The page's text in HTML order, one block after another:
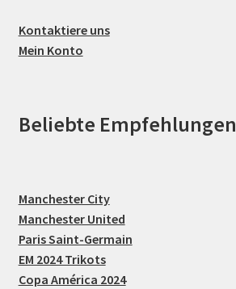
Kontaktiere uns
Mein Konto
Beliebte Empfehlungen
Manchester City
Manchester United
Paris Saint-Germain
EM 2024 Trikots
Copa América 2024